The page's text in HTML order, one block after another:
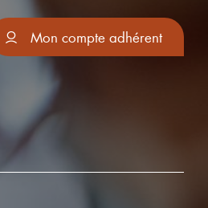
Mon compte adhérent